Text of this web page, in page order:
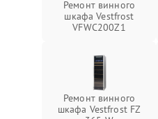
Ремонт винного
шкафа Vestfrost
VFWC200Z1
Ремонт винного
шкафа Vestfrost FZ